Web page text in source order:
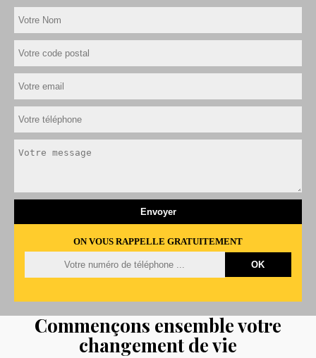
ON VOUS RAPPELLE GRATUITEMENT
Commençons ensemble votre
changement de vie